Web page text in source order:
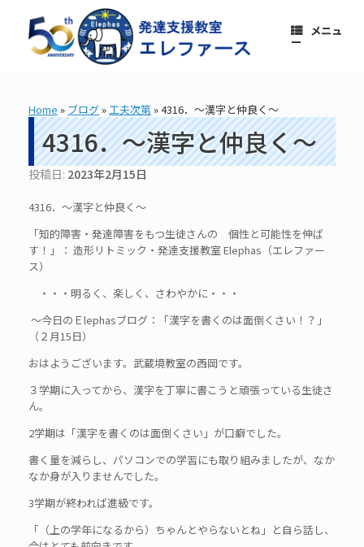
メニュ
ー
Home » ブログ»工夫次第»4316．～漢字と仲良く～
4316．～漢字と仲良く～
投稿日: 2023年2月15日
4316．～漢字と仲良く～
「知的障害・発達障害をもつ生徒さんの 個性と可能性を伸ば
す！」： 造形リトミック・発達支援教室 Elephas（エレファー
ス）
・・・明るく、楽しく、さわやかに・・・
～今日のＥlephasブログ：「漢字を書くのは面倒くさい！？」
（２月15日）
おはようございます。武蔵境教室の西岡です。
３学期に入ってから、漢字を丁寧に書こうと頑張っている生徒さ
ん。
2学期は「漢字を書くのは面倒くさい」が口癖でした。
書く量を減らし、パソコンでの学習にも取り組みましたが、なか
なか身が入りませんでした。
3学期が終われば進級です。
「（上の学年になるから）ちゃんとやらないとね」と自ら話し、